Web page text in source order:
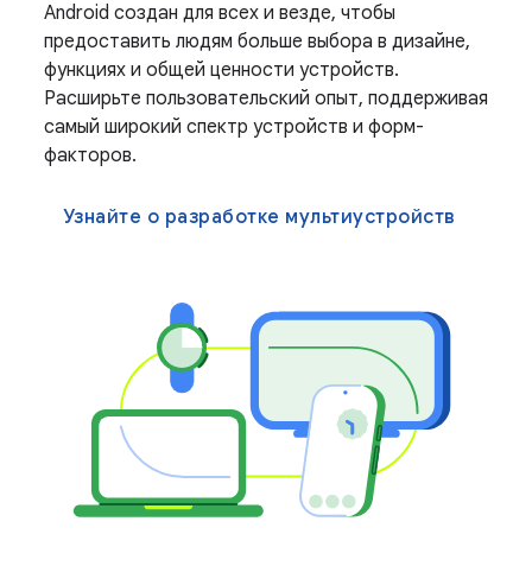
Android создан для всех и везде, чтобы
предоставить людям больше выбора в дизайне,
функциях и общей ценности устройств.
Расширьте пользовательский опыт, поддерживая
самый широкий спектр устройств и форм-
факторов.
Узнайте о разработке мультиустройств